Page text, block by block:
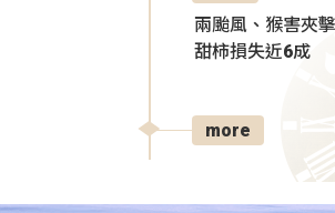
兩颱風、猴害夾
甜柿損失近6成
more